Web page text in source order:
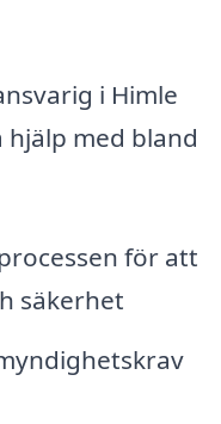
i Himle
med bland
för att
säkerhet